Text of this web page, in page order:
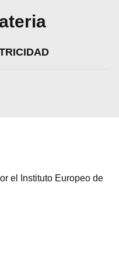
el Instituto Europeo de
qué cookies
en los